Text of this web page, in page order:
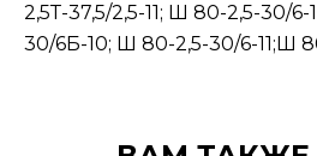
2,5Т-37,5/2,5-11; Ш 80-2,5-30/
30/6Б-10; Ш 80-2,5-30/6-11;Ш